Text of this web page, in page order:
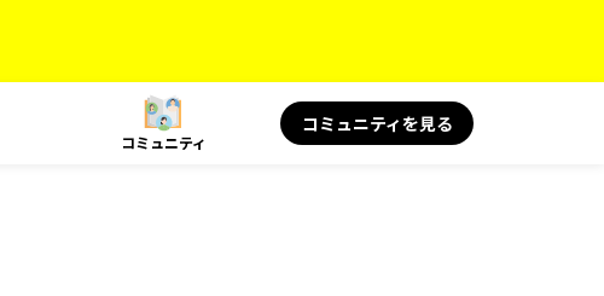
コミュニティ
コミュニティを見る